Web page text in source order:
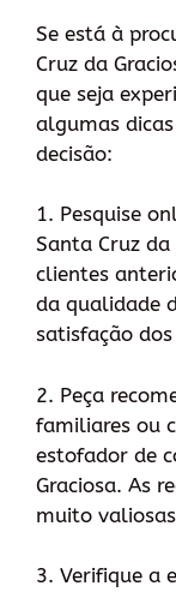
Se está à
Cruz da
que seja
algumas
decisão:
1. Pesquise
Santa Cruz
clientes
da qualidade
satisfação
2. Peça
familiares ou
estofador de
Graciosa. As
muito
3. Verifique a